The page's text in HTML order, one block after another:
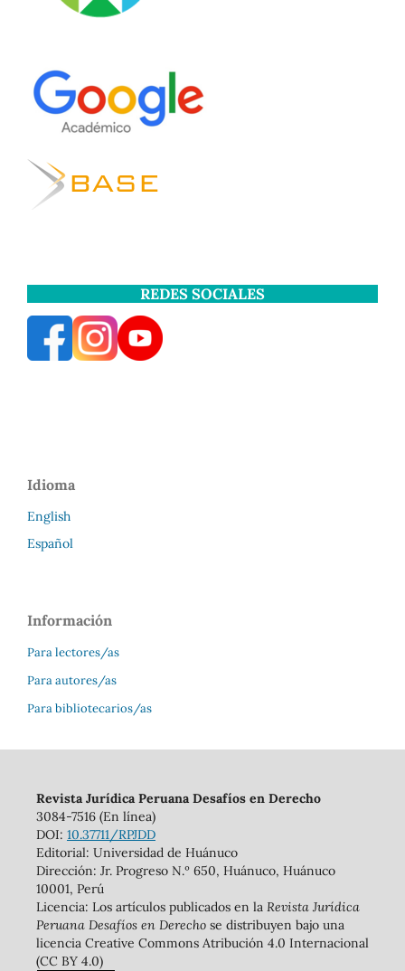
REDES SOCIALES
Idioma
English
Español
Información
Para lectores/as
Para autores/as
Para bibliotecarios/as
Revista Jurídica Peruana Desafíos en Derecho
3084-7516 (En línea)
DOI: 10.37711/RPJDD
Editorial: Universidad de Huánuco
Dirección: Jr. Progreso N.º 650, Huánuco, Huánuco
10001, Perú
Licencia: Los artículos publicados en la Revista Jurídica
Peruana Desafíos en Derechose distribuyen bajo una
licencia Creative Commons Atribución 4.0 Internacional
(CC BY 4.0)